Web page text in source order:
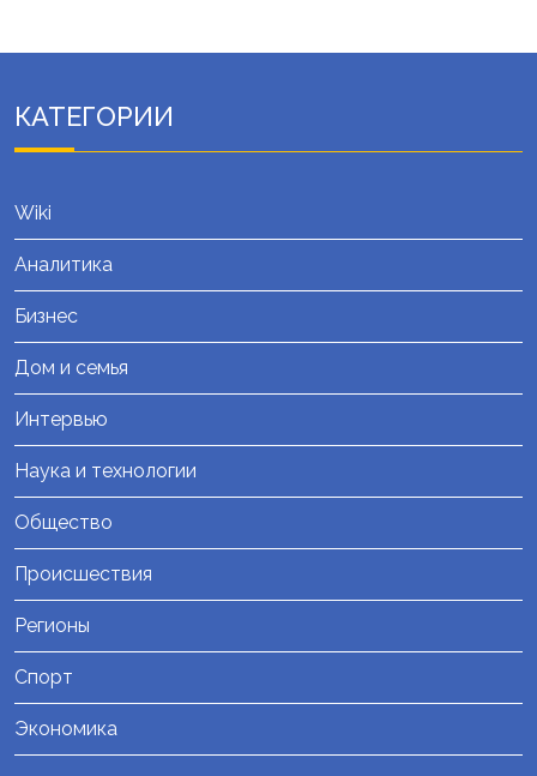
КАТЕГОРИИ
Wiki
Аналитика
Бизнес
Дом и семья
Интервью
Наука и технологии
Общество
Происшествия
Регионы
Спорт
Экономика